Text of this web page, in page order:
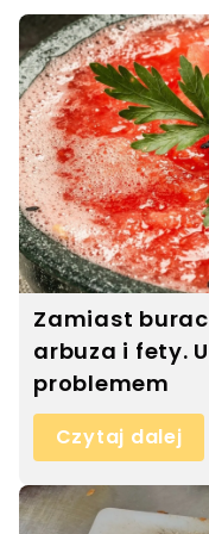
Zamiast
arbuza i fety.
problemem
Czytaj dalej